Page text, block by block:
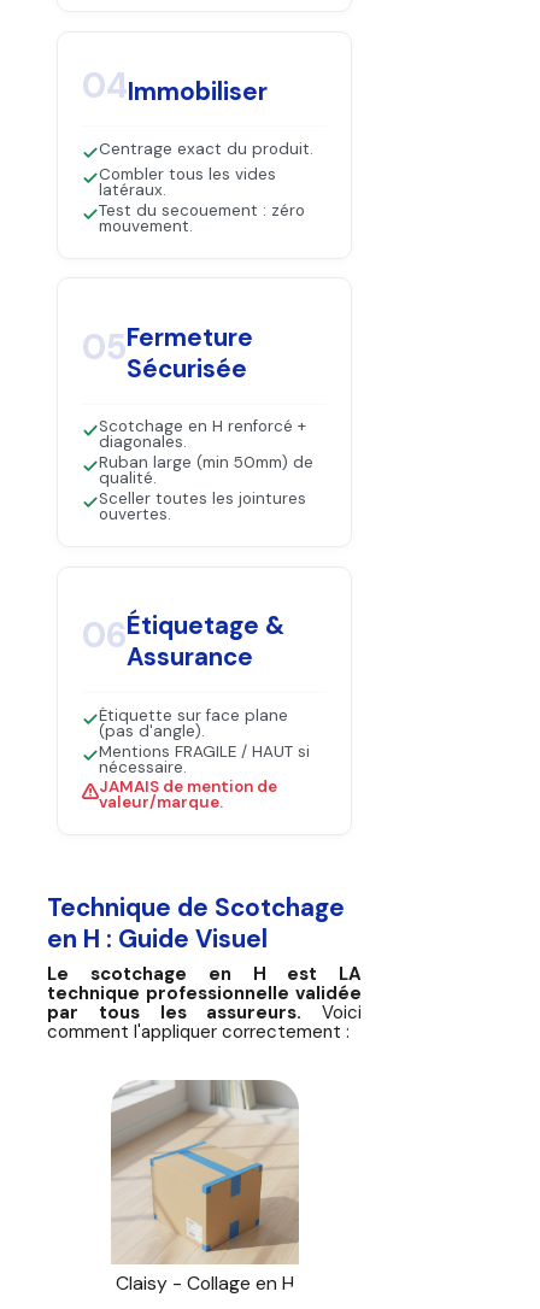
04Immobiliser
Centrage exact du produit.
Combler tous les vides
latéraux.
Test du secouement : zéro
mouvement.
05Fermeture
Sécurisée
Scotchage en H renforcé +
diagonales.
Ruban large (min 50mm) de
qualité.
Sceller toutes les jointures
ouvertes.
06Étiquetage &
Assurance
Étiquette sur face plane
(pas d'angle).
Mentions FRAGILE / HAUT si
nécessaire.
JAMAIS de mention de
valeur/marque.
Technique de Scotchage
en H : Guide Visuel
Le scotchage en H est LA
technique professionnelle validée
par tous les assureurs. Voici
comment l'appliquer correctement :
Claisy - Collage en H